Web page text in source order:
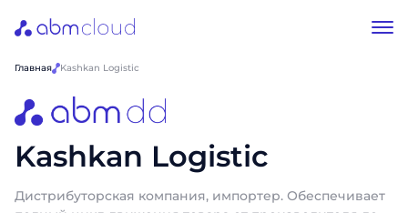
Главная Kashkan Logistic
Kashkan Logistic
Дистрибуторская компания, импортер. Обеспечивает